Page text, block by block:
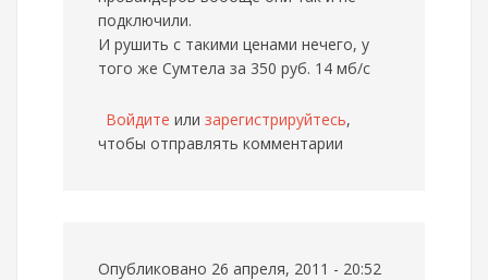
подключили.
И рушить с такими ценами нечего, у
того же Сумтела за 350 руб. 14 мб/с
Войдите или зарегистрируйтесь,
чтобы отправлять комментарии
Опубликовано 26 апреля, 2011 - 20:52